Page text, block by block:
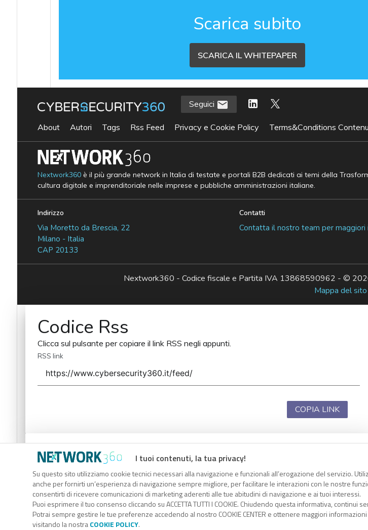
Scarica subito
SCARICA IL WHITEPAPER
I tuoi contenuti, la tua privacy!
Su questo sito utilizziamo cookie tecnici necessari alla navigazione e funzionali all’erogazione del servizio.
anche per fornirti un’esperienza di navigazione sempre migliore, per facilitare le interazioni con le nostre
consentirti di ricevere comunicazioni di marketing aderenti alle tue abitudini di navigazione e ai tuoi interessi.
Puoi esprimere il tuo consenso cliccando su ACCETTA TUTTI I COOKIE. Chiudendo questa informativa, continui
Potrai sempre gestire le tue preferenze accedendo al nostro COOKIE CENTER e ottenere maggiori
visitando la nostraCOOKIE POLICY.
Seguici
About Autori Tags Rss Feed Privacy e Cookie Policy Terms&Conditions
Nextwork360è il più grande network in Italia di testate e portali B2B dedicati ai temi della
cultura digitale e imprenditoriale nelle imprese e pubbliche amministrazioni italiane.
Indirizzo
Via Moretto da Brescia, 22
Milano - Italia
CAP 20133
Contatti
Contatta il nostro team per maggiori
Nextwork360 - Codice fiscale e Partita IVA 13868590962 - ©
Mappa del sito
Codice Rss
Clicca sul pulsante per copiare il link RSS negli appunti.
RSS link
COPIA LINK
Codice Rss
Clicca sul pulsante per copiare il link RSS negli appunti.
RSS link